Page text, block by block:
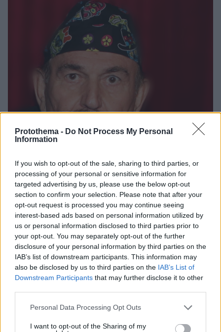
Protothema - Do Not Process My Personal
Information
If you wish to opt-out of the sale, sharing to third parties, or
processing of your personal or sensitive information for
targeted advertising by us, please use the below opt-out
section to confirm your selection. Please note that after your
opt-out request is processed you may continue seeing
interest-based ads based on personal information utilized by
us or personal information disclosed to third parties prior to
your opt-out. You may separately opt-out of the further
disclosure of your personal information by third parties on the
IAB’s list of downstream participants. This information may
also be disclosed by us to third parties on the IAB’s List of
Downstream Participants that may further disclose it to other
Please note that this website/app uses one or more Google
not limited to your visit or usage behaviour. You may click to
Personal Data Processing Opt Outs
I want to opt-out of the Sharing of my
Παύλος Κοντογιαννίδης για την ταινία «Καποδίστριας»:
Καταθέσαμε ψυχή, ο κόσμος φεύγει δακρυσμένος
Ο ηθοποιός απάντησε για τις αρνητικές κριτικές γύρω
από το έργο του Γιάννη Σμαραγδή
12.01.2026, 13:55 93